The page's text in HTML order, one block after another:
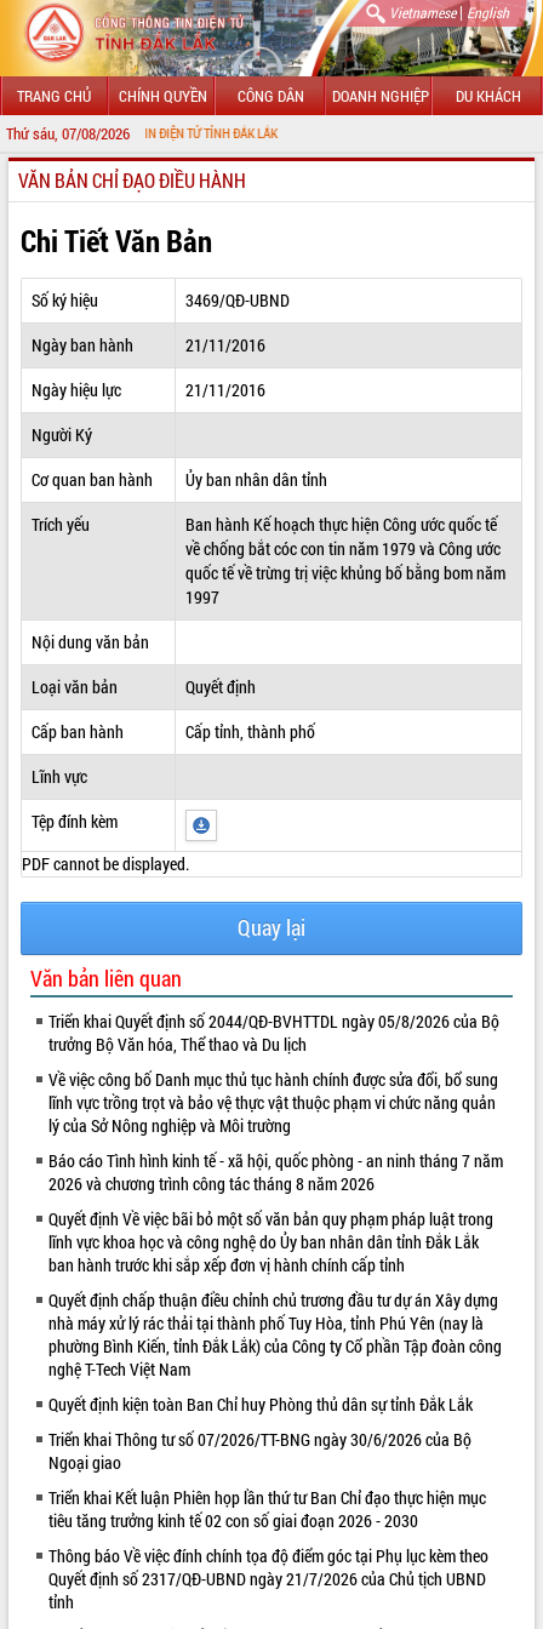
Vietnamese| English
TRANG CHỦ CHÍNH QUYỀN CÔNG DÂN DOANH NGHIỆP DU KHÁCH
Thứ sáu, 07/08/2026
THÔNG TIN ĐIỆN TỬ TỈNH ĐẮK LẮK
GIỚI THIỆU
LÃNH ĐẠO UBND TỈNH
TIN TỨC SỰ KIỆN
SỞ, BAN, NGÀNH
THÔNG TIN CHỈ ĐẠO ĐIỀU HÀNH
HỆ THỐNG VĂN BẢN
VĂN BẢN HĐND TỈNH
QUY HOẠCH - KẾ HOẠCH
VIDEO
Khám bệnh, cấp phát thuốc miễn phí
và tặng quà người dân xã Cư Pui
Hội nghị UBND tỉnh Đắk Lắk thường kỳ
tháng 7/2026
Lễ truy tặng danh hiệu “Bà Mẹ Việt
Nam Anh hùng” và trao Huân chương
Lao động
UBND tỉnh Đắk Lắk triển khai nhiệm
vụ 6 tháng cuối năm 2026
Kỳ họp thứ Hai, Hội đồng nhân dân
VĂN BẢN CHỈ ĐẠO ĐIỀU HÀNH
Chi Tiết Văn Bản
Số ký hiệu
3469/QĐ-UBND
Ngày ban hành
21/11/2016
Ngày hiệu lực
21/11/2016
Người Ký
Cơ quan ban hành
Ủy ban nhân dân tỉnh
Trích yếu
Ban hành Kế hoạch thực hiện Công ước quốc tế
về chống bắt cóc con tin năm 1979 và Công ước
quốc tế về trừng trị việc khủng bố bằng bom năm
1997
Nội dung văn bản
Loại văn bản
Quyết định
Cấp ban hành
Cấp tỉnh, thành phố
Lĩnh vực
Tệp đính kèm
PDF cannot be displayed.
Quay lại
Văn bản liên quan
Triển khai Quyết định số 2044/QĐ-BVHTTDL ngày 05/8/2026 của Bộ
trưởng Bộ Văn hóa, Thể thao và Du lịch
Về việc công bố Danh mục thủ tục hành chính được sửa đổi, bổ sung
lĩnh vực trồng trọt và bảo vệ thực vật thuộc phạm vi chức năng quản
lý của Sở Nông nghiệp và Môi trường
Báo cáo Tình hình kinh tế - xã hội, quốc phòng - an ninh tháng 7 năm
2026 và chương trình công tác tháng 8 năm 2026
Quyết định Về việc bãi bỏ một số văn bản quy phạm pháp luật trong
lĩnh vực khoa học và công nghệ do Ủy ban nhân dân tỉnh Đắk Lắk
ban hành trước khi sắp xếp đơn vị hành chính cấp tỉnh
Quyết định chấp thuận điều chỉnh chủ trương đầu tư dự án Xây dựng
nhà máy xử lý rác thải tại thành phố Tuy Hòa, tỉnh Phú Yên (nay là
phường Bình Kiến, tỉnh Đắk Lắk) của Công ty Cổ phần Tập đoàn công
nghệ T-Tech Việt Nam
Quyết định kiện toàn Ban Chỉ huy Phòng thủ dân sự tỉnh Đắk Lắk
Triển khai Thông tư số 07/2026/TT-BNG ngày 30/6/2026 của Bộ
Ngoại giao
Triển khai Kết luận Phiên họp lần thứ tư Ban Chỉ đạo thực hiện mục
tiêu tăng trưởng kinh tế 02 con số giai đoạn 2026 - 2030
Thông báo Về việc đính chính tọa độ điểm góc tại Phụ lục kèm theo
Quyết định số 2317/QĐ-UBND ngày 21/7/2026 của Chủ tịch UBND
tỉnh